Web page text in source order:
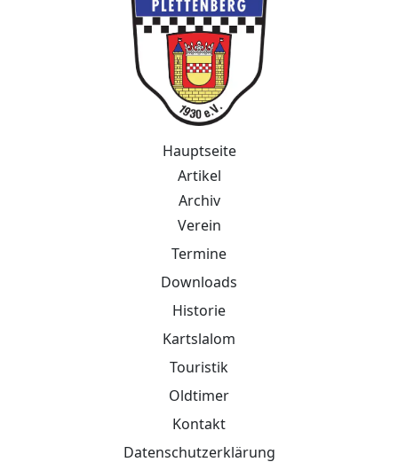
Hauptseite
Artikel
Archiv
Verein
Termine
Downloads
Historie
Kartslalom
Touristik
Oldtimer
Kontakt
Datenschutzerklärung